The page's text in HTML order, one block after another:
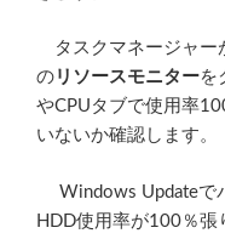
タスクマネージャー
の リソースモニターを
やCPUタブで使用率
いないか確認します。
Windows Updateで
HDD使用率が100％張